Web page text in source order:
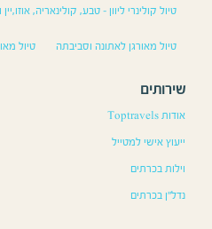
טיול קולינרי ליוון – טבע, קולינאריה,
טיול מאורגן לאתונה וסביבתה טיול
שירותים
אודות Toptravels
ייעוץ אישי למטייל
וילות בכרתים
נדל”ן בכרתים